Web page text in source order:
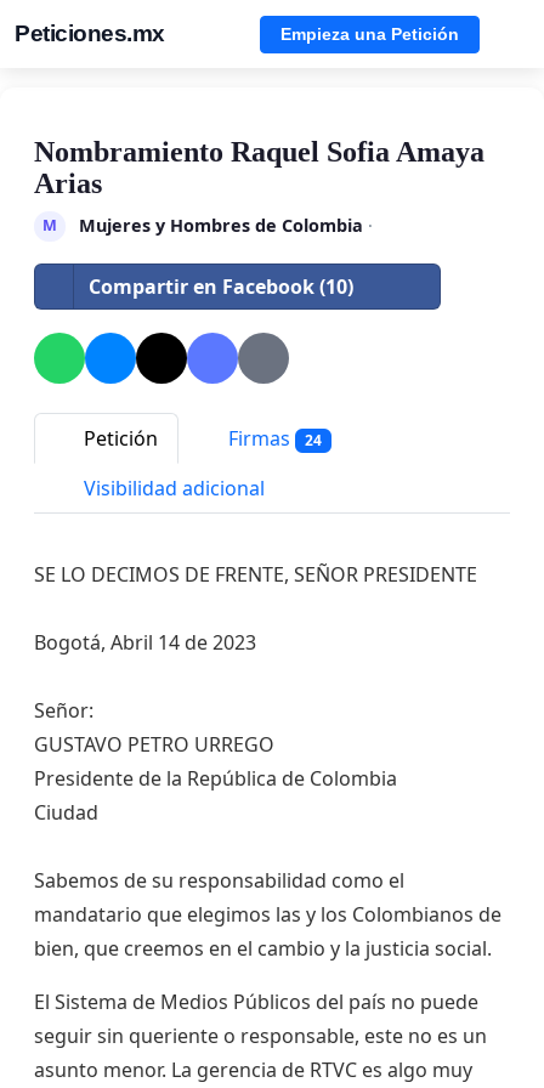
Peticiones.mx Empieza una Petición
Nombramiento Raquel Sofia Amaya
Arias
M Mujeres y Hombres de Colombia ·
Compartir en Facebook (10)
Petición Firmas 24
Visibilidad adicional
SE LO DECIMOS DE FRENTE, SEÑOR PRESIDENTE
Bogotá, Abril 14 de 2023
Señor:
GUSTAVO PETRO URREGO
Presidente de la República de Colombia
Ciudad
Sabemos de su responsabilidad como el
mandatario que elegimos las y los Colombianos de
bien, que creemos en el cambio y la justicia social.
El Sistema de Medios Públicos del país no puede
seguir sin queriente o responsable, este no es un
asunto menor. La gerencia de RTVC es algo muy